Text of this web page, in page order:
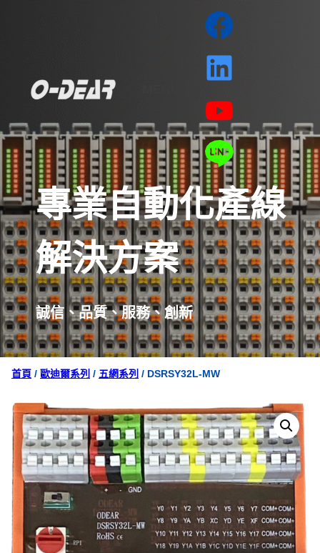
專業自動化產線
解決方案
誠信、品質、服務、創新
首頁 / 歐迪爾系列 / 五網系列 / DSRSY32L-MW